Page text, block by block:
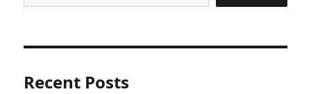
Recent Posts